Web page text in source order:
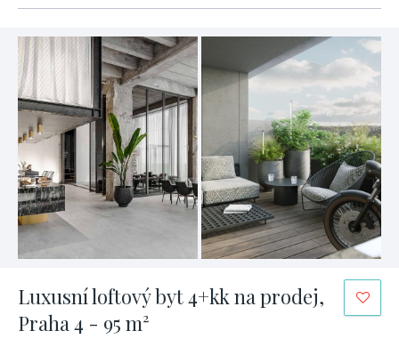
Luxusní loftový byt 4+kk na prodej,
Praha 4 - 95 m²